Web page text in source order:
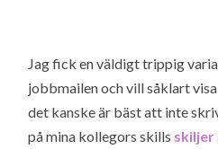
Jag fick en väldigt trippig
jobbmailen och vill såklart
det kanske är bäst att inte
på mina kollegors skills skiljer